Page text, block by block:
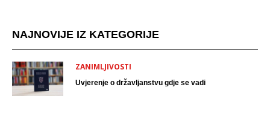
NAJNOVIJE IZ KATEGORIJE
ZANIMLJIVOSTI
Uvjerenje o državljanstvu gdje se vadi